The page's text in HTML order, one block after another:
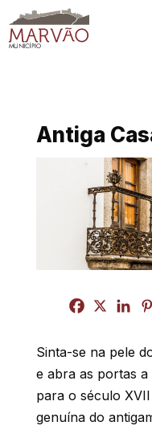
to
content
Antiga
Sinta-se na pele
e abra as portas
para o século
genuína do